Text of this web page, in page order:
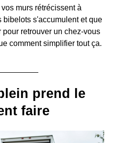
murs rétrécissent à
bibelots s'accumulent et que
pour retrouver un chez-vous
comment simplifier tout ça.
prend le
faire